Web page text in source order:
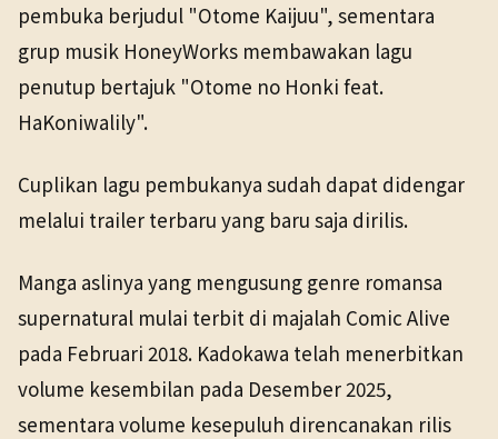
pembuka berjudul "Otome Kaijuu", sementara
grup musik HoneyWorks membawakan lagu
penutup bertajuk "Otome no Honki feat.
HaKoniwalily".
Cuplikan lagu pembukanya sudah dapat didengar
melalui trailer terbaru yang baru saja dirilis.
Manga aslinya yang mengusung genre romansa
supernatural mulai terbit di majalah Comic Alive
pada Februari 2018. Kadokawa telah menerbitkan
volume kesembilan pada Desember 2025,
sementara volume kesepuluh direncanakan rilis